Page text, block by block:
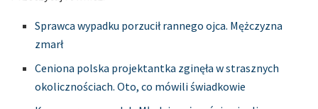
Sprawca wypadku porzucił rannego ojca. Mężczyzna
zmarł
Ceniona polska projektantka zginęła w strasznych
okolicznościach. Oto, co mówili świadkowie